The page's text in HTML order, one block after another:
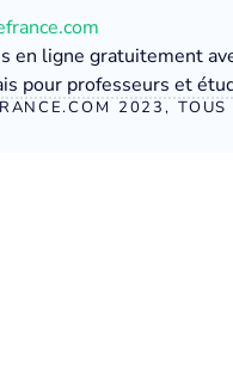
en ligne gratuitement
pour professeurs et
2023,